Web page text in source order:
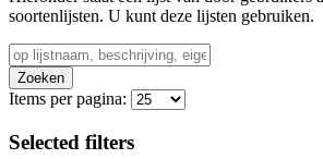
soortenlijsten. U kunt deze lijsten gebruiken.
Zoeken
Items per pagina:
Selected filters